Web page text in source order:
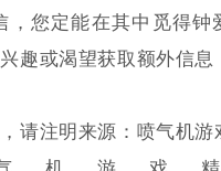
，您定能在其中觅得钟
趣或渴望获取额外信息
请注明来源：喷气机游